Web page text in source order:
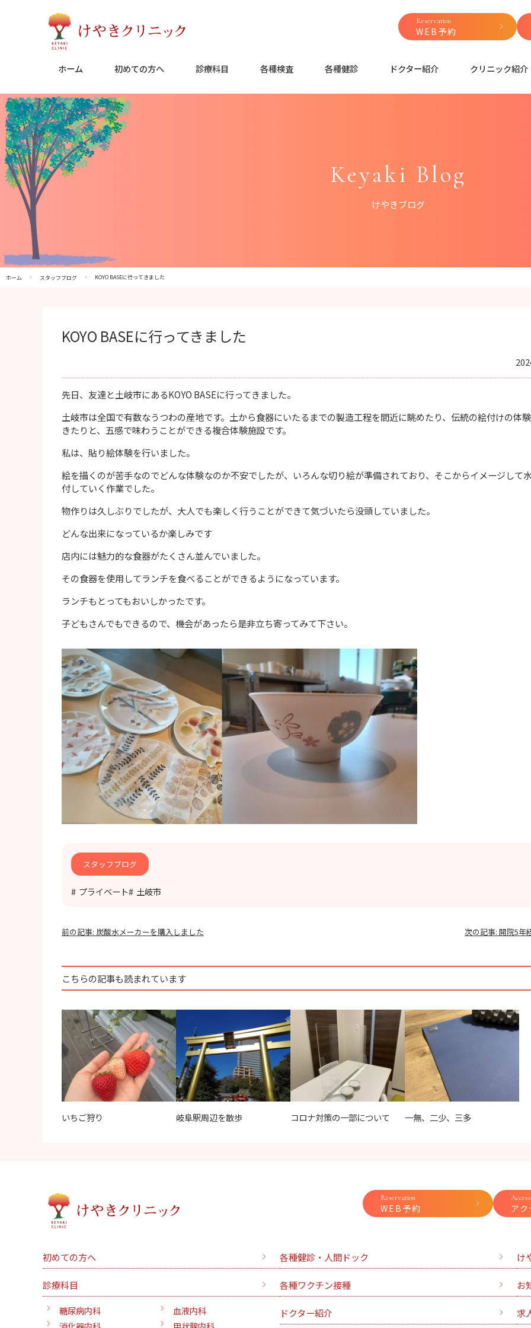
Reservation
WEB予約
ホーム 初めての方へ 診療科目 各種検査 各種健診 ドクター紹介 クリニック紹介
Keyaki Blog
けやきブログ
ホーム スタッフブログ KOYO BASEに行ってきました
KOYO BASEに行ってきました
先日、友達と土岐市にあるKOYO BASEに行ってきました。
土岐市は全国で有数なうつわの産地です。土から食器にいたるまでの製造工程を間近に眺めたり、伝統の絵付けの体
きたりと、五感で味わうことができる複合体験施設です。
私は、貼り絵体験を行いました。
絵を描くのが苦手なのでどんな体験なのか不安でしたが、いろんな切り絵が準備されており、そこからイメージして
付していく作業でした。
物作りは久しぶりでしたが、大人でも楽しく行うことができて気づいたら没頭していました。
どんな出来になっているか楽しみです
店内には魅力的な食器がたくさん並んでいました。
その食器を使用してランチを食べることができるようになっています。
ランチもとってもおいしかったです。
子どもさんでもできるので、機会があったら是非立ち寄ってみて下さい。
スタッフブログ
プライベート 土岐市
投
ビ
ゲ
ー
ョ
ン
前の記事: 炭酸水メーカーを購入しました 次の記事: 開院5年
こちらの記事も読まれています
いちご狩り 岐阜駅周辺を散歩 コロナ対策の一部について 一無、二少、三多
Reservation
WEB予約
Access
ア
初めての方へ
診療科目
糖尿病内科
血液内科
各種健診・人間ドック
各種ワクチン接種
ドクター紹介
け
お
求